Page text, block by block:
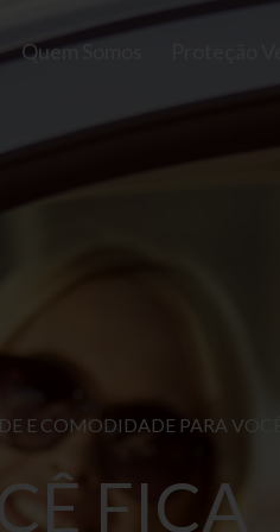
Quem Somos
E COMODIDADE PARA VOCÊ!
FICA